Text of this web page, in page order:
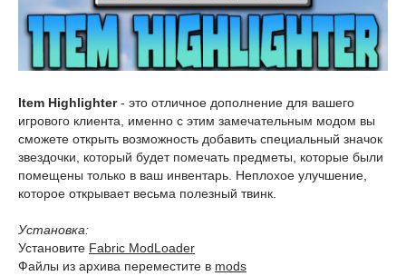
Item Highlighter- это отличное дополнение для вашего
игрового клиента, именно с этим замечательным модом вы
сможете открыть возможность добавить специальный значок
звездочки, который будет помечать предметы, которые были
помещены только в ваш инвентарь. Неплохое улучшение,
которое открывает весьма полезный твинк.
Установка:
Установите Fabric ModLoader
Файлы из архива переместите в mods